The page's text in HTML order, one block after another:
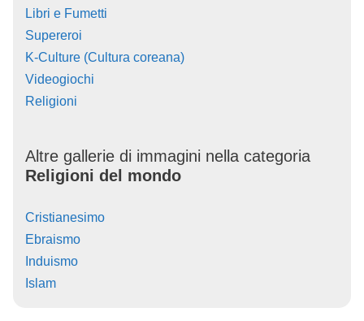
Libri e Fumetti
Supereroi
K-Culture (Cultura coreana)
Videogiochi
Religioni
Altre gallerie di immagini nella categoria
Religioni del mondo
Cristianesimo
Ebraismo
Induismo
Islam